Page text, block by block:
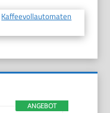
Kaffeevollautomaten
ANGEBOT